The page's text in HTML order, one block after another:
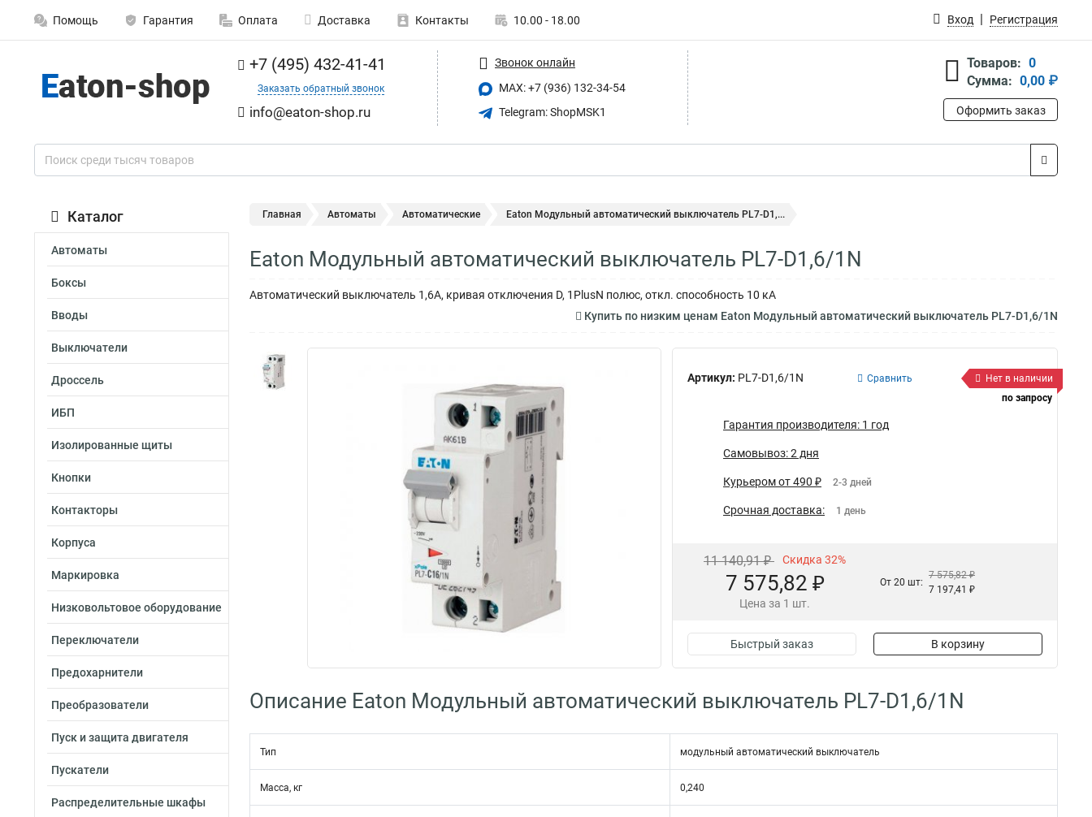
Помощь Гарантия Оплата Доставка Контакты 10.00 - 18.00 Вход Регистрация
+7 (495) 432-41-41
Заказать обратный звонок
info@eaton-shop.ru
Звонок онлайн
MAX: +7 (936) 132-34-54
Telegram: ShopMSK1
Товаров: 0
Сумма: 0,00 ₽
Оформить заказ
Каталог
Автоматы
Боксы
Вводы
Выключатели
Дроссель
ИБП
Изолированные щиты
Кнопки
Контакторы
Корпуса
Маркировка
Низковольтовое оборудование
Переключатели
Предохарнители
Преобразователи
Пуск и защита двигателя
Пускатели
Распределительные шкафы
Главная Автоматы Автоматические Eaton Модульный автоматический выключатель PL7-D1,...
Eaton Модульный автоматический выключатель PL7-D1,6/1N
Автоматический выключатель 1,6А, кривая отключения D, 1PlusN полюс, откл. способность 10 кА
Купить по низким ценам Eaton Модульный автоматический выключатель PL7-D1,6/1N
Артикул: PL7-D1,6/1N Сравнить
Нет в наличии
по запросу
Гарантия производителя: 1 год
Самовывоз: 2 дня
Курьером от 490 ₽ 2-3 дней
Срочная доставка: 1 день
11 140,91 ₽ Скидка 32%
7 575,82 ₽
Цена за 1 шт.
От 20 шт:
7 575,82 ₽
7 197,41 ₽
Быстрый заказ В корзину
Описание Eaton Модульный автоматический выключатель PL7-D1,6/1N
Тип модульный автоматический выключатель
Масса, кг 0,240